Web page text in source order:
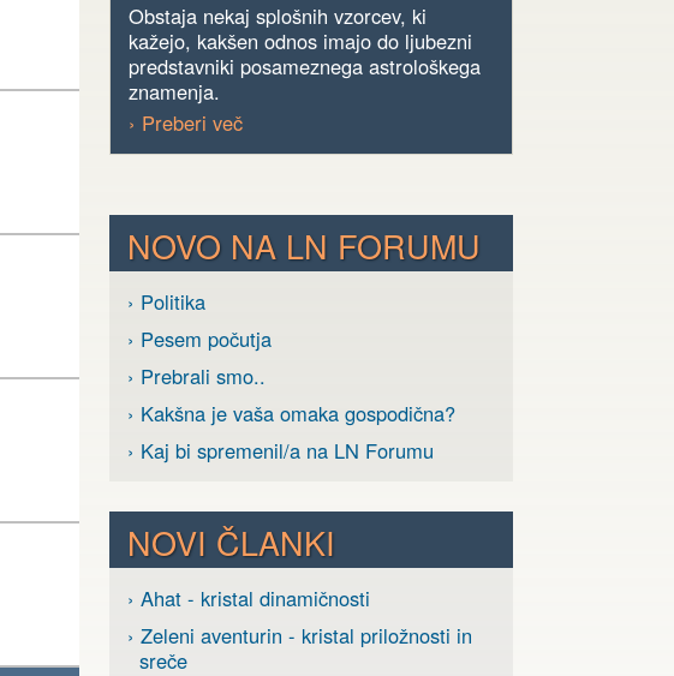
Obstaja nekaj splošnih vzorcev, ki
kažejo, kakšen odnos imajo do ljubezni
predstavniki posameznega astrološkega
znamenja.
› Preberi več
NOVO NA LN FORUMU
› Politika
› Pesem počutja
› Prebrali smo..
› Kakšna je vaša omaka gospodična?
› Kaj bi spremenil/a na LN Forumu
NOVI ČLANKI
› Ahat - kristal dinamičnosti
› Zeleni aventurin - kristal priložnosti in
sreče